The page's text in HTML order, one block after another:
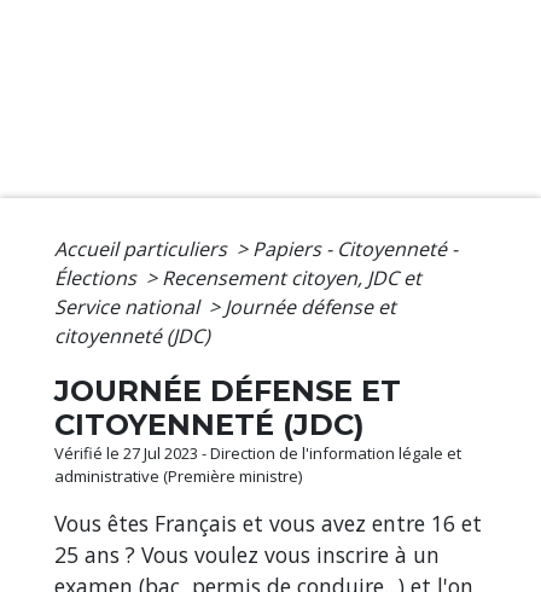
Accueil particuliers > Papiers - Citoyenneté -
Élections > Recensement citoyen, JDC et
Service national > Journée défense et
citoyenneté (JDC)
JOURNÉE DÉFENSE ET
CITOYENNETÉ (JDC)
Vérifié le 27 Jul 2023 - Direction de l'information légale et
administrative (Première ministre)
Vous êtes Français et vous avez entre 16 et
25 ans ? Vous voulez vous inscrire à un